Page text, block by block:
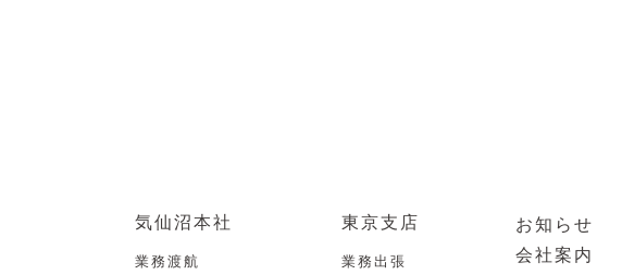
気仙沼本社
業務渡航
東京支店
業務出張
お知らせ
会社案内